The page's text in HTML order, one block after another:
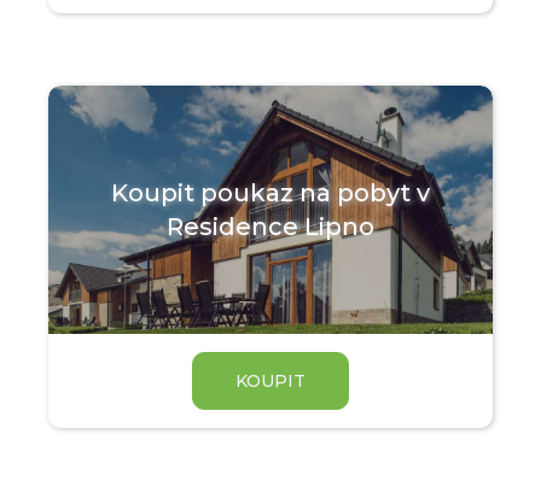
Koupit poukaz na pobyt v
Residence Lipno
KOUPIT